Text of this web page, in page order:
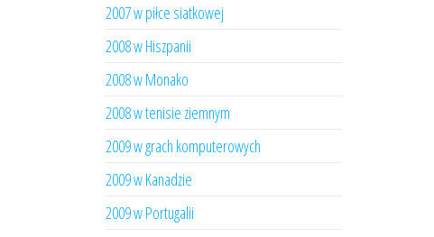
2007 w piłce siatkowej
2008 w Hiszpanii
2008 w Monako
2008 w tenisie ziemnym
2009 w grach komputerowych
2009 w Kanadzie
2009 w Portugalii